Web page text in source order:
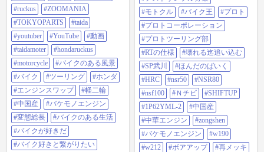
#引っ張りタイヤ#ワイド#ロー
#PWK#夏スポット#シートの後ろは
ロケットランチャー4個（笑）
#ruckus
#ZOOMANIA
#TOKYOPARTS
#taida
#youtuber
#YouTube
#動画
#taidamoter
#hondaruckus
#motorcycle
#バイクのある風景
#バイク
#ツーリング
#ホンダ
#エンジンスワップ
#軽二輪
#中国産
#バケモノエンジン
#変態総長
#バイクのある生活
#バイクが好きだ
#バイク好きと繋がりたい
ク#ツーリング#JMC#JMCBASE#ホ
ンダ#エンジンスワップ#軽二輪#中
型#中型二輪#中型二輪ナンバー#バ
イクのある生活#バイクが好きだ#
バイク好きと繋がりたい#くま#全
行程自走#自走#4ミニ#4mini#4mini
軽二輪#モンキー#monkey#モンキー
R#monkey125#monkeyR#モンキー
RT#monkeyRT#AB22#モンキーz50
#NAPS#ナップス#浜松#南海部品#
にりんかん #3Mスコッチウェルド#
エルフ#呉工業#NSK#日本精工
#NTN#東洋ベアリング#KOYO#ジ
ェイテクト#オメガオイル#EKチェ
ーン#株式会社江沼チヱン製作所#
ザムジャパン#X.A.M#X.A.M
japan#RH松島#モトピクニック
#モトクル
#バイク王
#プロト
#プロトコーポレーション
#プロトツーリング部
#RTの仕様
#壊れる迄追い込む
#SP武川
#ほんだのばいく
#HRC
#nsr50
#NSR80
#nsf100
#Ｎチビ
#SHIFTUP
#1P62YML-2
#中国産
#中華エンジン
#zongshen
#バケモノエンジン
#w190
#w212
#ボアアップ
#再メッキ